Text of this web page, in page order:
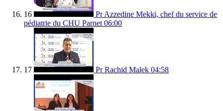
16
Pr Azzedine Mekki, chef du service de
pédiatrie du CHU Parnet 06:00
17 Pr Rachid Malek 04:58